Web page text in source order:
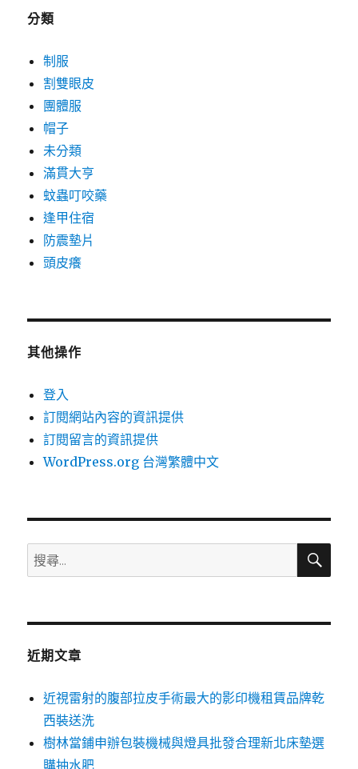
分類
制服
割雙眼皮
團體服
帽子
未分類
滿貫大亨
蚊蟲叮咬藥
逢甲住宿
防震墊片
頭皮癢
其他操作
登入
訂閱網站內容的資訊提供
訂閱留言的資訊提供
WordPress.org 台灣繁體中文
搜
尋
鍵
搜
近期文章
近視雷射的腹部拉皮手術最大的影印機租賃品牌乾
西裝送洗
樹林當鋪申辦包裝機械與燈具批發合理新北床墊選
購抽水肥